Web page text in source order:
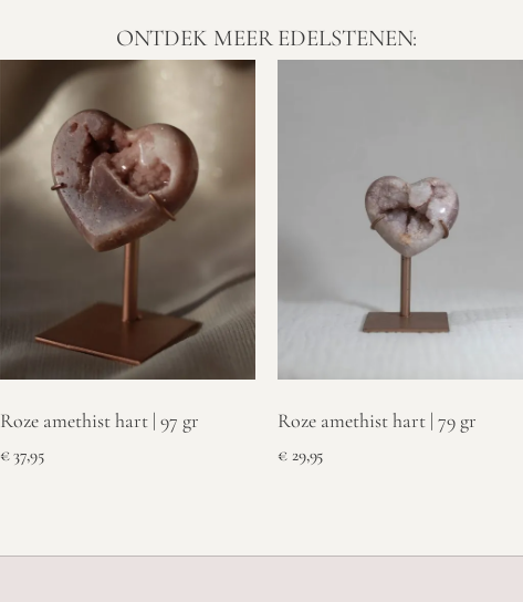
ONTDEK MEER EDELSTENEN:
Roze amethist hart | 97 gr
€37,95
Roze amethist hart | 79 gr
€29,95